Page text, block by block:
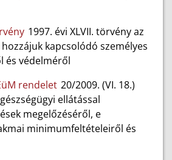
1997. évi XLVII. törvény az
kapcsolódó személyes
és védelméről
rendelet 20/2009. (VI. 18.)
ellátással
megelőzéséről, e
minimumfeltételeiről és